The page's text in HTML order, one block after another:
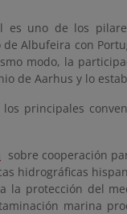
es uno de los
Albufeira con
modo, la
de Aarhus y lo
principales
sobre cooperación
hidrográficas
la protección del
marina